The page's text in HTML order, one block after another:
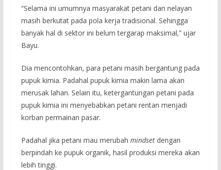
“Selama ini umumnya masyarakat petani dan nelayan
masih berkutat pada pola kerja tradisional. Sehingga
banyak hal di sektor ini belum tergarap maksimal,” ujar
Bayu.
Dia mencontohkan, para petani masih bergantung pada
pupuk kimia. Padahal pupuk kimia makin lama akan
merusak lahan. Selain itu, ketergantungan petani pada
pupuk kimia ini menyebabkan petani rentan menjadi
korban permainan pasar.
Padahal jika petani mau merubah mindset dengan
berpindah ke pupuk organik, hasil produksi mereka akan
lebih tinggi.